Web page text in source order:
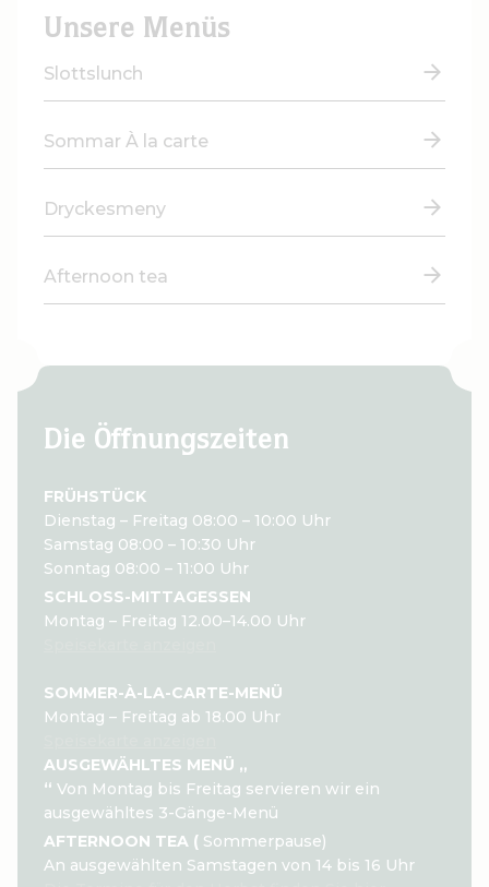
Unsere Menüs
Slottslunch
Sommar À la carte
Dryckesmeny
Afternoon tea
Die Öffnungszeiten
FRÜHSTÜCK
Dienstag – Freitag 08:00 – 10:00 Uhr
Samstag 08:00 – 10:30 Uhr
Sonntag 08:00 – 11:00 Uhr
SCHLOSS-MITTAGESSEN
Montag – Freitag 12.00–14.00 Uhr
SOMMER-À-LA-CARTE-MENÜ
Montag – Freitag ab 18.00 Uhr
AUSGEWÄHLTES MENÜ „
“ Von Montag bis Freitag servieren wir ein
ausgewähltes 3-Gänge-Menü
AFTERNOON TEA ( Sommerpause)
An ausgewählten Samstagen von 14 bis 16 Uhr